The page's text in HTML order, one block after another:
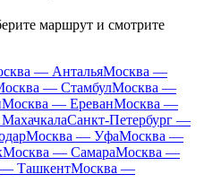
маршрут и смотрите
— АнтальяМосква —
— СтамбулМосква —
Москва — ЕреванМосква —
Санкт-Петербург —
Москва — УфаМосква —
Москва — СамараМосква —
ТашкентМосква —